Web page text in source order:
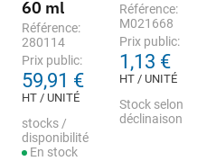
60 ml
Référence:
280114
Prix public:
59,91 €
HT / UNITÉ
stocks /
disponibilité
En stock
Référence:
M021668
Prix public:
1,13 €
HT / UNITÉ
Stock selon
déclinaison